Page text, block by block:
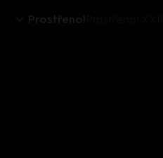
Prostřeno!